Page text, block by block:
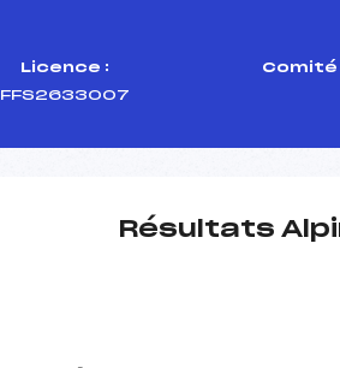
Licence :
FFS2633007
Comité
Résultats